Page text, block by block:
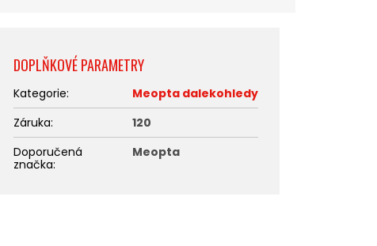
DOPLŇKOVÉ PARAMETRY
Kategorie:
Meopta dalekohledy
Záruka:
120
Doporučená
značka:
Meopta